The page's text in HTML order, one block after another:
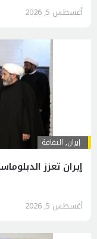
أغسطس 5, 2026
إيران, الثقافة
إيران تعزز
أغسطس 5, 2026